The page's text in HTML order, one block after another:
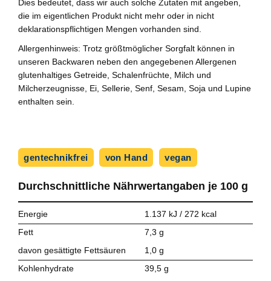
Dies bedeutet, dass wir auch solche Zutaten mit angeben,
die im eigentlichen Produkt nicht mehr oder in nicht
deklarationspflichtigen Mengen vorhanden sind.
Allergenhinweis: Trotz größtmöglicher Sorgfalt können in
unseren Backwaren neben den angegebenen Allergenen
glutenhaltiges Getreide, Schalenfrüchte, Milch und
Milcherzeugnisse, Ei, Sellerie, Senf, Sesam, Soja und Lupine
enthalten sein.
gentechnikfrei von Hand vegan
Durchschnittliche Nährwert­angaben je 100 g
Energie
1.137 kJ / 272 kcal
Fett
7,3 g
davon gesättigte Fettsäuren
1,0 g
Kohlenhydrate
39,5 g